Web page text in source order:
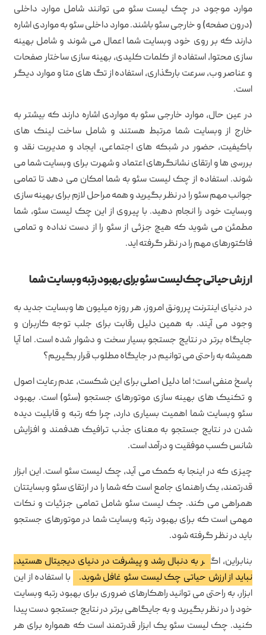
موارد موجود در چک لیست سئو می توانند شامل موارد داخلی
(درون صفحه) و خارجی سئو باشند. موارد داخلی سئو به مواردی اشاره
دارند که بر روی خود وبسایت شما اعمال می شوند و شامل بهینه
سازی محتوا، استفاده از کلمات کلیدی، بهینه سازی ساختار صفحات
و عناصر وب، سرعت بارگذاری، استفاده از تگ های متا و موارد دیگر
است.
در عین حال، موارد خارجی سئو به مواردی اشاره دارند که بیشتر به
خارج از وبسایت شما مرتبط هستند و شامل ساخت لینک های
باکیفیت، حضور در شبکه های اجتماعی، ایجاد و مدیریت نقد و
بررسی ها و ارتقای نشانگرهای اعتماد و شهرت برای وبسایت شما می
شوند. استفاده از چک لیست سئو به شما امکان می دهد تا تمامی
جوانب مهم سئو را در نظر بگیرید و همه مراحل لازم برای بهینه سازی
وبسایت خود را انجام دهید. با پیروی از این چک لیست سئو، شما
مطمئن می شوید که هیچ جزئی از سئو را از دست نداده و تمامی
فاکتورهای مهم را در نظر گرفته اید.
ارزش حیاتی چک لیست سئو برای بهبود رتبه وبسایت شما
در دنیای اینترنت پررونق امروز، هر روزه میلیون ها وبسایت جدید به
وجود می آیند. به همین دلیل رقابت برای جلب توجه کاربران و
جایگاه برتر در نتایج جستجو بسیار سخت و دشوار شده است. اما آیا
همیشه به راحتی می توانیم در جایگاه مطلوب قرار بگیریم؟
پاسخ منفی است؛ اما دلیل اصلی برای این شکست، عدم رعایت اصول
و تکنیک های بهینه سازی موتورهای جستجو (سئو) است. بهبود
سئو وبسایت شما اهمیت بسیاری دارد، چرا که رتبه و قابلیت دیده
شدن در نتایج جستجو به معنای جذب ترافیک هدفمند و افزایش
شانس کسب موفقیت و درآمد است.
چیزی که در اینجا به کمک می آید، چک لیست سئو است. این ابزار
قدرتمند، یک راهنمای جامع است که شما را در ارتقای سئو وبسایتتان
همراهی می کند. چک لیست سئو شامل تمامی جزئیات و نکات
مهمی است که برای بهبود رتبه وبسایت شما در موتورهای جستجو
باید در نظر گرفته شود.
بنابراین، اگ ر به دنبال رشد و پیشرفت در دنیای دیجیتال هستید،
نباید از ارزش حیاتی چک لیست سئو غافل شوید.
با استفاده از این
ابزار، به راحتی می توانید راهکارهای ضروری برای بهبود رتبه وبسایت
خود را در نظر بگیرید و به جایگاهی برتر در نتایج جستجو دست پیدا
کنید. چک لیست سئو یک ابزار قدرتمند است که همواره برای هر